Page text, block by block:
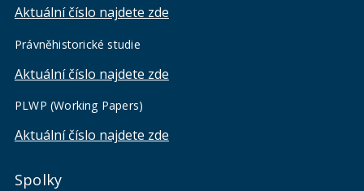
Aktuální číslo najdete zde
Právněhistorické studie
Aktuální číslo najdete zde
PLWP (Working Papers)
Aktuální číslo najdete zde
Spolky